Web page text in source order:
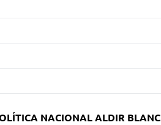
NACIONAL ALDIR